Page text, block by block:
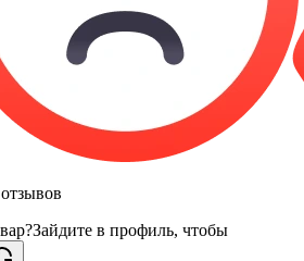
Зайдите в профиль, чтобы